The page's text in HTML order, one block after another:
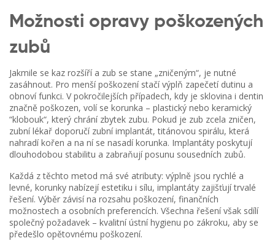
Možnosti opravy poškozených
zubů
Jakmile se kaz rozšíří a zub se stane „zničeným“, je nutné
zasáhnout. Pro menší poškození stačí výplň zapečetí dutinu a
obnoví funkci. V pokročilejších případech, kdy je sklovina i dentin
značně poškozen, volí se korunka – plastický nebo keramický
“klobouk“, který chrání zbytek zubu. Pokud je zub zcela zničen,
zubní lékař doporučí zubní implantát,titánovou spirálu, která
nahradí kořen a na ní se nasadí korunka. Implantáty poskytují
dlouhodobou stabilitu a zabraňují posunu sousedních zubů.
Každá z těchto metod má své atributy: výplně jsou rychlé a
levné, korunky nabízejí estetiku i sílu, implantáty zajišťují trvalé
řešení. Výběr závisí na rozsahu poškození, finančních
možnostech a osobních preferencích. Všechna řešení však sdílí
společný požadavek – kvalitní ústní hygienu po zákroku, aby se
předešlo opětovnému poškození.